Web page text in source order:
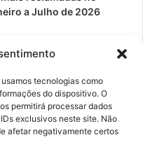
tecnologias como
do dispositivo. O
permitirá processar dados
exclusivos neste site. Não
afetar negativamente certos
a Julho de 2026
organizações de